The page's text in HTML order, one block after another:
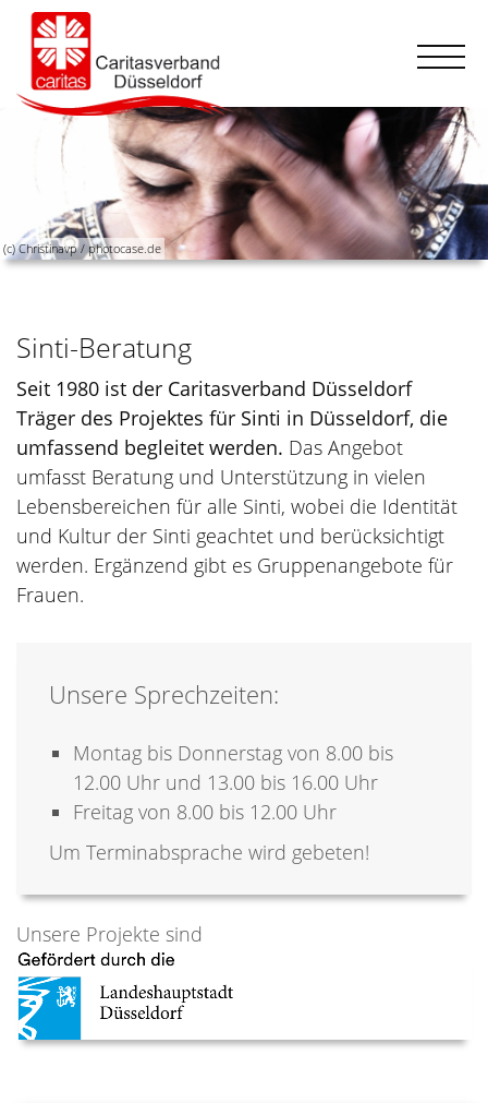
(c) Christinavp / photocase.de
Sinti-Beratung
Seit 1980 ist der Caritasverband Düsseldorf
Träger des Projektes für Sinti in Düsseldorf, die
umfassend begleitet werden. Das Angebot
umfasst Beratung und Unterstützung in vielen
Lebensbereichen für alle Sinti, wobei die Identität
und Kultur der Sinti geachtet und berücksichtigt
werden. Ergänzend gibt es Gruppenangebote für
Frauen.
Unsere Sprechzeiten:
Montag bis Donnerstag von 8.00 bis
12.00 Uhr und 13.00 bis 16.00 Uhr
Freitag von 8.00 bis 12.00 Uhr
Um Terminabsprache wird gebeten!
Unsere Projekte sind